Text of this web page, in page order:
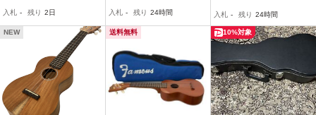
ジ
入札 - 残り 2日
51
入札 - 残り 24時間 入札 - 残り 24時間
NEW 送料無料 10%対象